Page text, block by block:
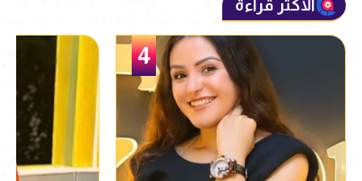
الأكثر قراءة
5